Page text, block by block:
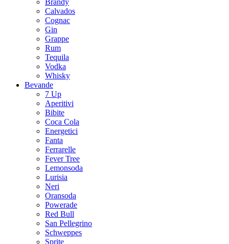
Brandy
Calvados
Cognac
Gin
Grappe
Rum
Tequila
Vodka
Whisky
Bevande
7 Up
Aperitivi
Bibite
Coca Cola
Energetici
Fanta
Ferrarelle
Fever Tree
Lemonsoda
Lurisia
Neri
Oransoda
Powerade
Red Bull
San Pellegrino
Schweppes
Sprite